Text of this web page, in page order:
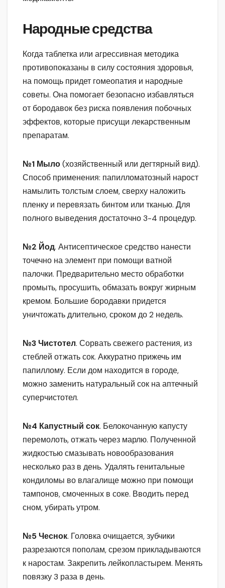
Народные средства
Когда таблетка или агрессивная методика
противопоказаны в силу состояния здоровья,
на помощь придет гомеопатия и народные
советы. Она помогает безопасно избавляться
от бородавок без риска появления побочных
эффектов, которые присущи лекарственным
препаратам.
№1 Мыло(хозяйственный или дегтярный вид).
Способ применения: папилломатозный нарост
намылить толстым слоем, сверху наложить
пленку и перевязать бинтом или тканью. Для
полного выведения достаточно 3-4 процедур.
№2 Йод. Антисептическое средство нанести
точечно на элемент при помощи ватной
палочки. Предварительно место обработки
промыть, просушить, обмазать вокруг жирным
кремом. Большие бородавки придется
уничтожать длительно, сроком до 2 недель.
№3 Чистотел. Сорвать свежего растения, из
стеблей отжать сок. Аккуратно прижечь им
папиллому. Если дом находится в городе,
можно заменить натуральный сок на аптечный
суперчистотел.
№4 Капустный сок. Белокочанную капусту
перемолоть, отжать через марлю. Полученной
жидкостью смазывать новообразования
несколько раз в день. Удалять генитальные
кондиломы во влагалище можно при помощи
тампонов, смоченных в соке. Вводить перед
сном, убирать утром.
№5 Чеснок. Головка очищается, зубчики
разрезаются пополам, срезом прикладываются
к наростам. Закрепить лейкопластырем. Менять
повязку 3 раза в день.